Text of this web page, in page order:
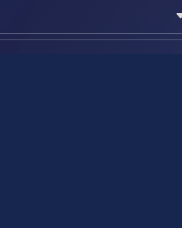
いるような臨場感アップ！（当社